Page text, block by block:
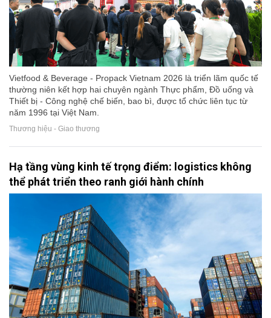
Vietfood & Beverage - Propack Vietnam 2026 là triển lãm quốc tế
thường niên kết hợp hai chuyên ngành Thực phẩm, Đồ uống và
Thiết bị - Công nghệ chế biến, bao bì, được tổ chức liên tục từ
năm 1996 tại Việt Nam.
Thương hiệu - Giao thương
Hạ tầng vùng kinh tế trọng điểm: logistics không
thể phát triển theo ranh giới hành chính